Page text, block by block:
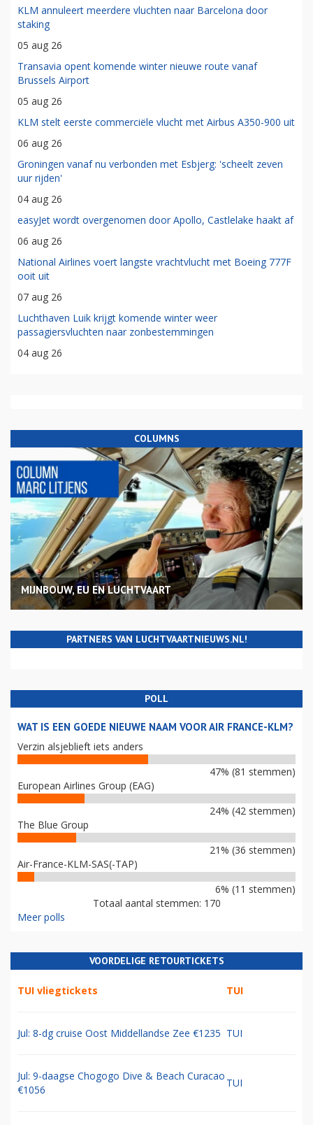
KLM annuleert meerdere vluchten naar Barcelona door
staking
05 aug 26
Transavia opent komende winter nieuwe route vanaf
Brussels Airport
05 aug 26
KLM stelt eerste commerciële vlucht met Airbus A350-900 uit
06 aug 26
Groningen vanaf nu verbonden met Esbjerg: 'scheelt zeven
uur rijden'
04 aug 26
easyJet wordt overgenomen door Apollo, Castlelake haakt af
06 aug 26
National Airlines voert langste vrachtvlucht met Boeing 777F
ooit uit
07 aug 26
Luchthaven Luik krijgt komende winter weer
passagiersvluchten naar zonbestemmingen
04 aug 26
COLUMNS
MIJNBOUW, EU EN LUCHTVAART
PARTNERS VAN LUCHTVAARTNIEUWS.NL!
POLL
WAT IS EEN GOEDE NIEUWE NAAM VOOR AIR FRANCE-KLM?
Verzin alsjeblieft iets anders
47% (81 stemmen)
European Airlines Group (EAG)
24% (42 stemmen)
The Blue Group
21% (36 stemmen)
Air-France-KLM-SAS(-TAP)
6% (11 stemmen)
Totaal aantal stemmen: 170
Meer polls
VOORDELIGE RETOURTICKETS
TUI vliegtickets TUI
Jul: 8-dg cruise Oost Middellandse Zee €1235 TUI
Jul: 9-daagse Chogogo Dive & Beach Curacao
€1056
TUI